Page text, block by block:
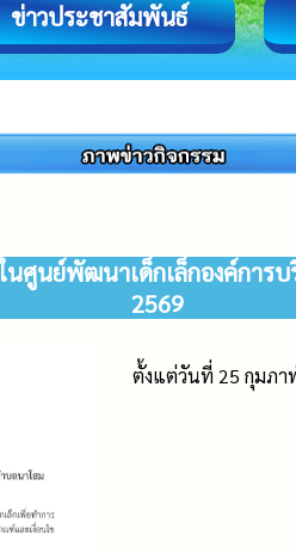
ข่าวประชาสัมพันธ์
นศูนย์พัฒนาเด็กเล็กองค์การ
2569
ตั้งแต่วันที่ 25 กุมภา